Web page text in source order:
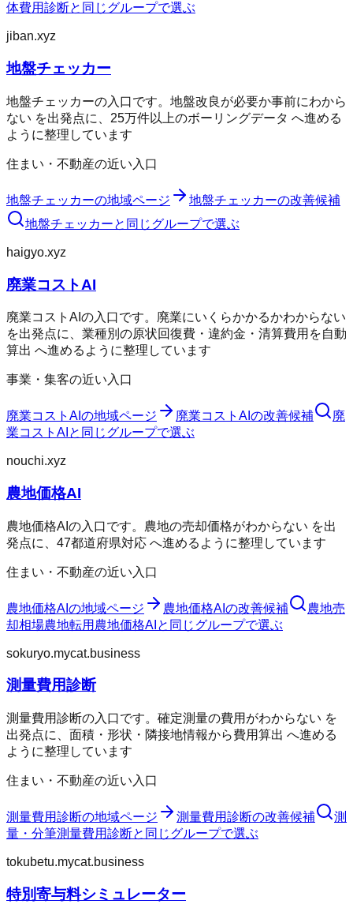
体費用診断と同じグループで選ぶ
jiban.xyz
地盤チェッカー
地盤チェッカーの入口です。地盤改良が必要か事前にわから
ない を出発点に、25万件以上のボーリングデータ へ進める
ように整理しています
住まい・不動産の近い入口
地盤チェッカーの地域ページ 地盤チェッカーの改善候補
地盤チェッカーと同じグループで選ぶ
haigyo.xyz
廃業コストAI
廃業コストAIの入口です。廃業にいくらかかるかわからない
を出発点に、業種別の原状回復費・違約金・清算費用を自動
算出 へ進めるように整理しています
事業・集客の近い入口
廃業コストAI の地域ページ 廃業コストAI の改善候補
廃
業コストAI と同じグループで選ぶ
nouchi.xyz
農地価格AI
農地価格AIの入口です。農地の売却価格がわからない を出
発点に、47都道府県対応 へ進めるように整理しています
住まい・不動産の近い入口
農地価格AI の地域ページ 農地価格AI の改善候補
農地売
却相場農地転用 農地価格AI と同じグループで選ぶ
sokuryo.mycat.business
測量費用診断
測量費用診断の入口です。確定測量の費用がわからない を
出発点に、面積・形状・隣接地情報から費用算出 へ進める
ように整理しています
住まい・不動産の近い入口
測量費用診断の地域ページ 測量費用診断の改善候補
測
量・分筆測量費用診断と同じグループで選ぶ
tokubetu.mycat.business
特別寄与料シミュレーター